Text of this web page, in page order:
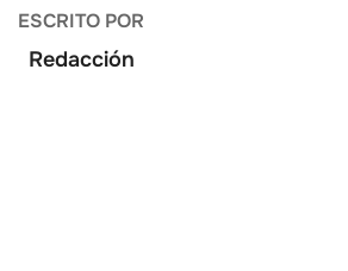
ESCRITO POR
Redacción